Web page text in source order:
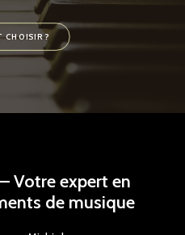
CHOISIR ?
Votre expert en
de musique